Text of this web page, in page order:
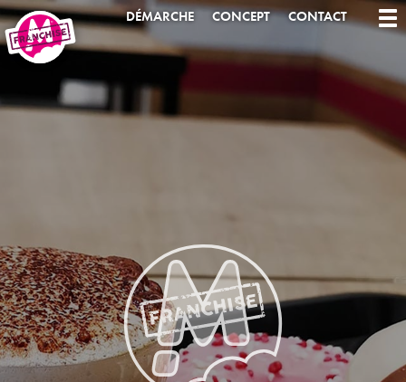
DÉMARCHE CONCEPT CONTACT